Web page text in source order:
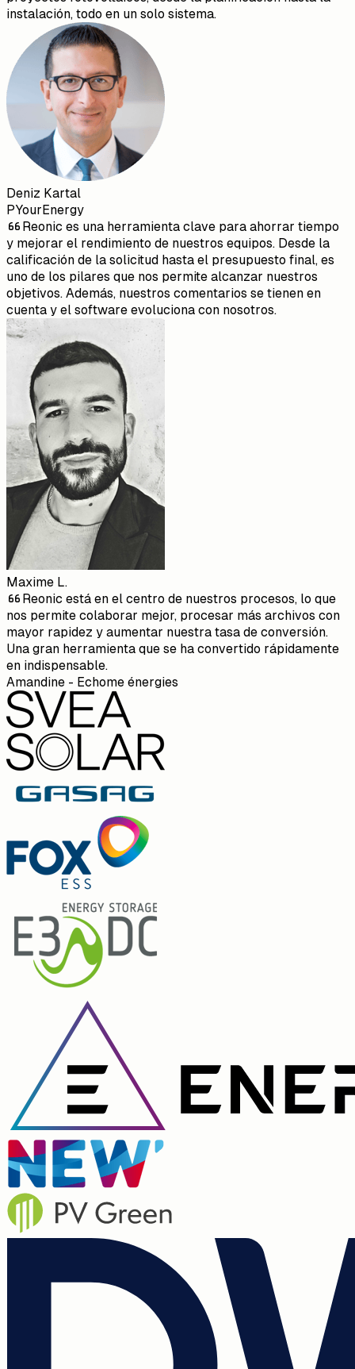
instalación, todo en un solo sistema.
Deniz Kartal
PYourEnergy
Reonic es una herramienta clave para ahorrar tiempo
y mejorar el rendimiento de nuestros equipos. Desde la
calificación de la solicitud hasta el presupuesto final, es
uno de los pilares que nos permite alcanzar nuestros
objetivos. Además, nuestros comentarios se tienen en
cuenta y el software evoluciona con nosotros.
Maxime L.
Reonic está en el centro de nuestros procesos, lo que
nos permite colaborar mejor, procesar más archivos con
mayor rapidez y aumentar nuestra tasa de conversión.
Una gran herramienta que se ha convertido rápidamente
en indispensable.
Amandine - Echome énergies